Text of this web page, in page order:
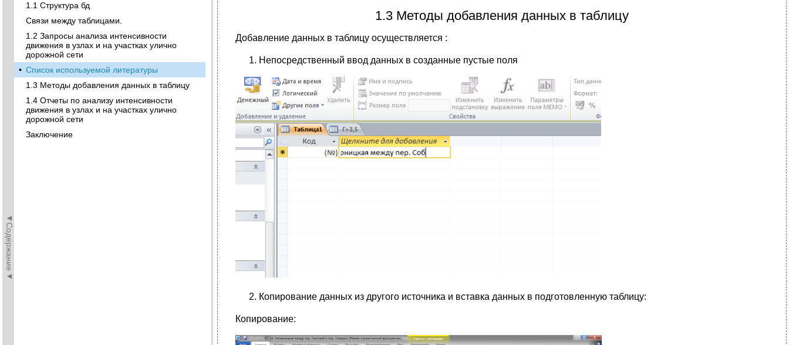
◄Содержание◄
1.1 Структура бд
Связи между таблицами.
1.2 Запросы анализа интенсивности
движения в узлах и на участках улично
дорожной сети
• Список используемой литературы
1.3 Методы добавления данных в таблицу
1.4 Отчеты по анализу интенсивности
движения в узлах и на участках улично
дорожной сети
Заключение
1.3 Методы добавления данных в таблицу
Добавление данных в таблицу осуществляется :
Непосредственный ввод данных в созданные пустые поля
Копирование данных из другого источника и вставка данных в подготовленную таблицу:
Копирование: